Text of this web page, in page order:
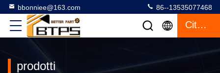
bbonniee@163.com 86--13535077468
Citazione
prodotti